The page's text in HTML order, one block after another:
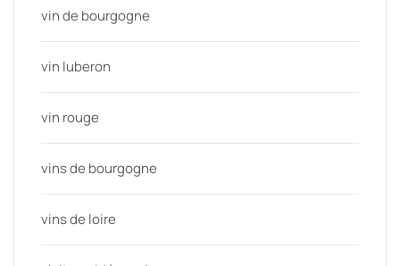
vin de bourgogne
vin luberon
vin rouge
vins de bourgogne
vins de loire